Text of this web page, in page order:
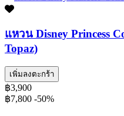
แหวน Disney Princess Collection – Cinderella (Blue
Topaz)
เพิ่มลงตะกร้า
฿3,900
฿7,800 -50%